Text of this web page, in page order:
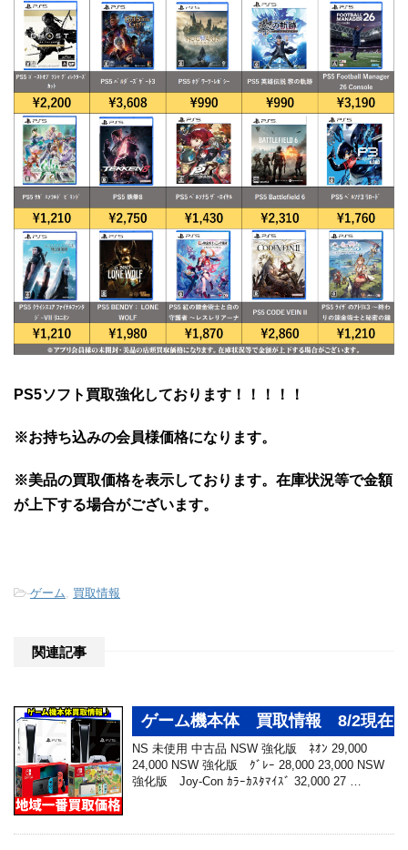
PS5ソフト買取強化しております！！！！！
※お持ち込みの会員様価格になります。
※美品の買取価格を表示しております。 在庫状況等で金額
が上下する場合がございます。
-ゲーム, 買取情報
関連記事
ゲーム機本体 買取情報 8/2現在
NS 未使用 中古品 NSW 強化版 ﾈｵﾝ 29,000
24,000 NSW 強化版 ｸﾞﾚｰ 28,000 23,000 NSW
強化版 Joy-Con ｶﾗｰｶｽﾀﾏｲｽﾞ 32,000 27 …